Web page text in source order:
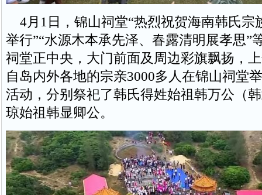
4月1日，锦山祠堂“热烈祝贺海南韩氏宗
举行”“水源木本承先泽、春露清明展孝思”
祠堂正中央，大门前面及周边彩旗飘扬，
自岛内外各地的宗亲3000多人在锦山祠堂
活动，分别祭祀了韩氏得姓始祖韩万公（
琼始祖韩显卿公。